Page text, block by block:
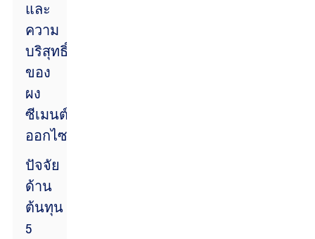
และ
ความ
บริสุทธิ์
ของ
ผง
ซีเมนต์
ออกไซด์
ปัจจัย
ด้าน
ต้นทุน
5